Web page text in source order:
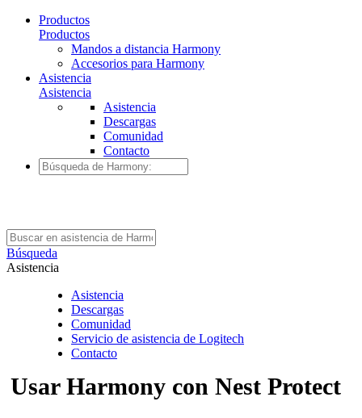
Productos
Productos
Mandos a distancia Harmony
Accesorios para Harmony
Asistencia
Asistencia
Asistencia
Descargas
Comunidad
Contacto
Búsqueda
Asistencia
Asistencia
Descargas
Comunidad
Servicio de asistencia de Logitech
Contacto
Usar Harmony con Nest Protect